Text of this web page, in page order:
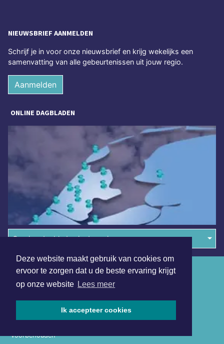
Deze website maakt gebruik van cookies om
ervoor te zorgen dat u de beste ervaring krijgt
op onze website Lees meer
Ik accepteer cookies
NIEUWSBRIEF AANMELDEN
Schrijf je in voor onze nieuwsbrief en krijg wekelijks een
samenvatting van alle gebeurtenissen uit jouw regio.
Aanmelden
ONLINE DAGBLADEN
Overige dagbladen in de regio
voorbehouden
Algemene voorwaarden
Disclaimer